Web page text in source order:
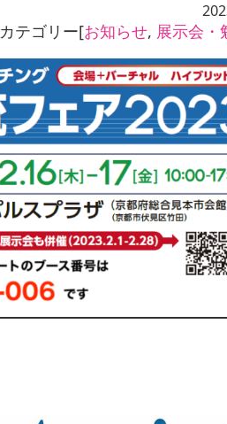
カテゴリー[お知らせ, 展示会・